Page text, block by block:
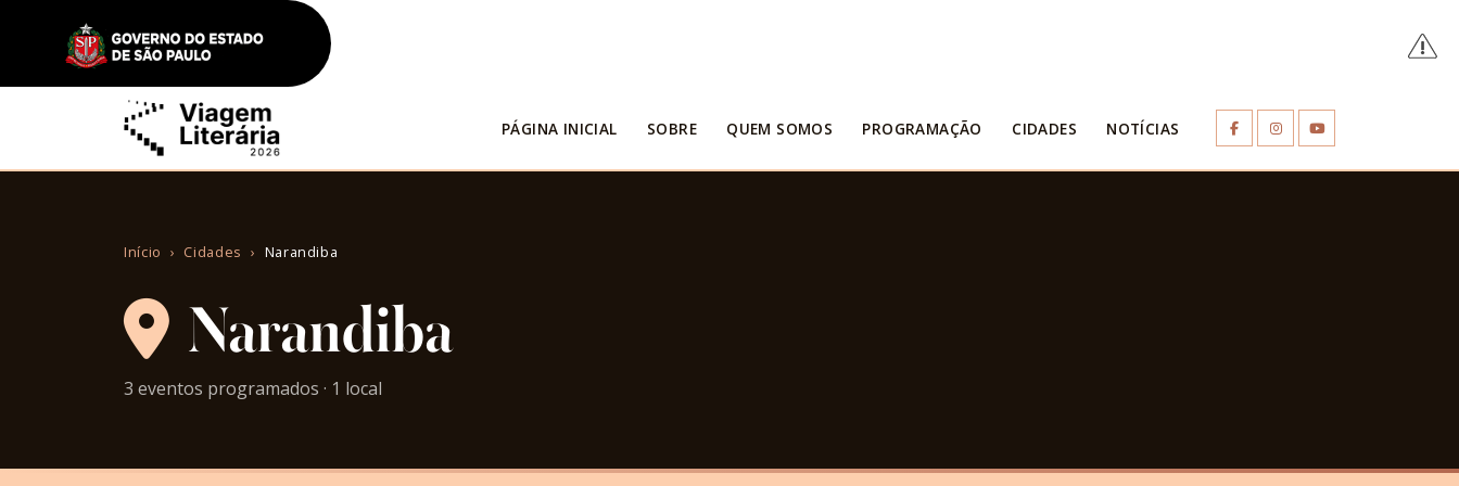
PÁGINA INICIAL SOBRE QUEM SOMOS PROGRAMAÇÃO CIDADES NOTÍCIAS
Início Cidades Narandiba
Narandiba
3 eventos programados · 1 local